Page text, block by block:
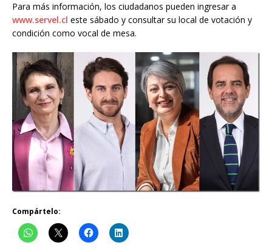
Para más información, los ciudadanos pueden ingresar a
www.servel.cl este sábado y consultar su local de votación y
condición como vocal de mesa.
Compártelo: